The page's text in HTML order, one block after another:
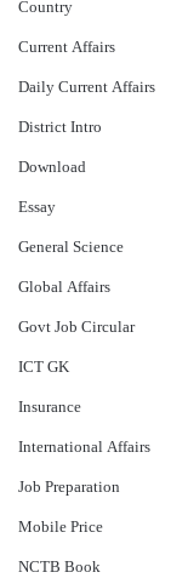
Country
Current Affairs
Daily Current Affairs
District Intro
Download
Essay
General Science
Global Affairs
Govt Job Circular
ICT GK
Insurance
International Affairs
Job Preparation
Mobile Price
NCTB Book